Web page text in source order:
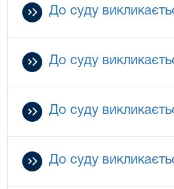
До суду
До суду
До суду
До суду